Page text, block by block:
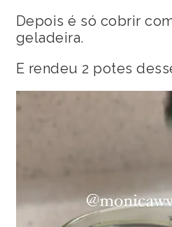
Depois é só cobrir
geladeira.
E rendeu 2 potes